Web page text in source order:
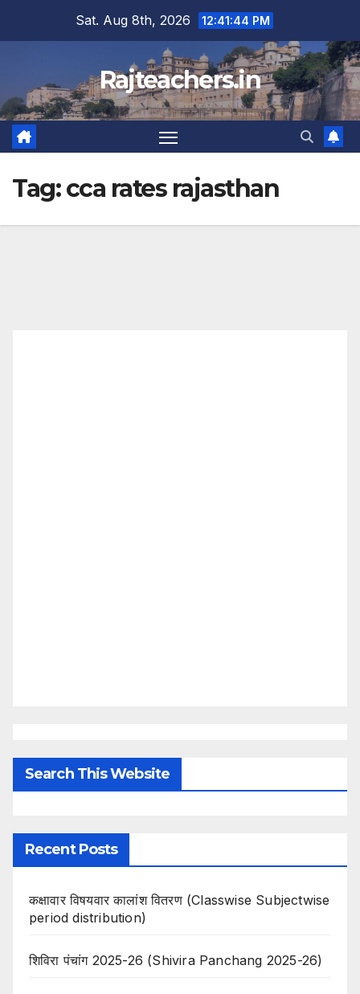
Sat. Aug 8th, 2026 12:41:44 PM
Rajteachers.in
Tag:cca rates rajasthan
Search This Website
Recent Posts
कक्षावार विषयवार कालांश वितरण (Classwise Subjectwise
period distribution)
शिविरा पंचांग 2025-26 (Shivira Panchang 2025-26)